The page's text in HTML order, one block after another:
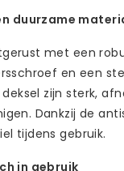
duurzame
met een
en een
zijn sterk,
Dankzij de
tijdens gebruik.
in gebruik